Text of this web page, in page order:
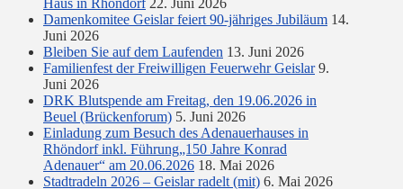
Haus in Rhöndorf 22. Juni 2026
Damenkomitee Geislar feiert 90-jähriges Jubiläum 14.
Juni 2026
Bleiben Sie auf dem Laufenden 13. Juni 2026
Familienfest der Freiwilligen Feuerwehr Geislar 9.
Juni 2026
DRK Blutspende am Freitag, den 19.06.2026 in
Beuel (Brückenforum) 5. Juni 2026
Einladung zum Besuch des Adenauerhauses in
Rhöndorf inkl. Führung„150 Jahre Konrad
Adenauer“ am 20.06.2026 18. Mai 2026
Stadtradeln 2026 – Geislar radelt (mit) 6. Mai 2026